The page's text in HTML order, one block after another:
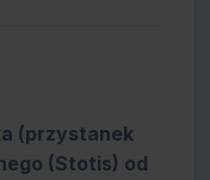
(przystanek
(Stotis) od